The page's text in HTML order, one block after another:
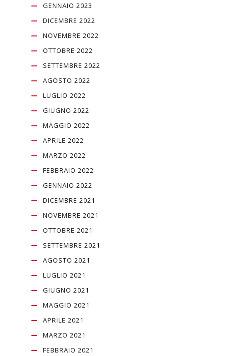
GENNAIO 2023
DICEMBRE 2022
NOVEMBRE 2022
OTTOBRE 2022
SETTEMBRE 2022
AGOSTO 2022
LUGLIO 2022
GIUGNO 2022
MAGGIO 2022
APRILE 2022
MARZO 2022
FEBBRAIO 2022
GENNAIO 2022
DICEMBRE 2021
NOVEMBRE 2021
OTTOBRE 2021
SETTEMBRE 2021
AGOSTO 2021
LUGLIO 2021
GIUGNO 2021
MAGGIO 2021
APRILE 2021
MARZO 2021
FEBBRAIO 2021